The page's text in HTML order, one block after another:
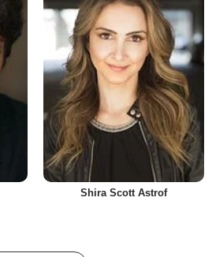
Shira Scott Astrof